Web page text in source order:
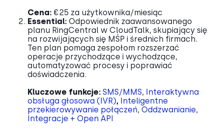
Cena: €25 za użytkownika/miesiąc
Essential: Odpowiednik zaawansowanego
planu RingCentral w CloudTalk, skupiający się
na rozwijających się MŚP i średnich firmach.
Ten plan pomaga zespołom rozszerzać
operacje przychodzące i wychodzące,
automatyzować procesy i poprawiać
doświadczenia.
Kluczowe funkcje: SMS/MMS, Interaktywna
obsługa głosowa (IVR), Inteligentne
przekierowywanie połączeń, Oddzwanianie,
Integracje + Open API